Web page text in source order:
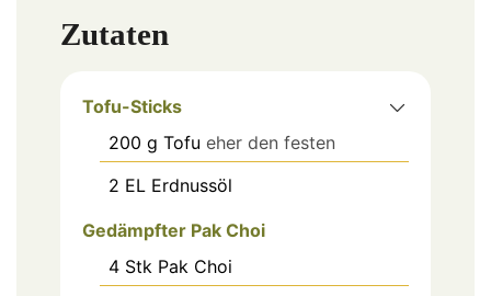
Zutaten
Tofu-Sticks
200 g Tofu eher den festen
2 EL Erdnussöl
Gedämpfter Pak Choi
4 Stk Pak Choi